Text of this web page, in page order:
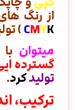
از رنگ
CMYK
)
میتوانبا
گسترده
تولیدکرد.
ترکیب،